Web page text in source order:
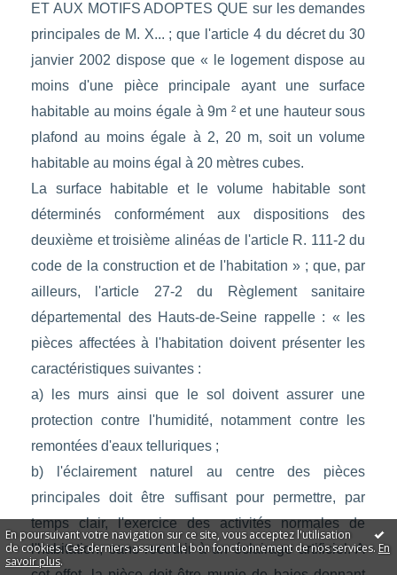
En poursuivant votre navigation sur ce site, vous acceptez l'utilisation
de cookies. Ces derniers assurent le bon fonctionnement de nos services. En
savoir plus.
ET AUX MOTIFS ADOPTES QUE sur les demandes
principales de M. X... ; que l'article 4 du décret du 30
janvier 2002 dispose que « le logement dispose au
moins d'une pièce principale ayant une surface
habitable au moins égale à 9m ² et une hauteur sous
plafond au moins égale à 2, 20 m, soit un volume
habitable au moins égal à 20 mètres cubes.
La surface habitable et le volume habitable sont
déterminés conformément aux dispositions des
deuxième et troisième alinéas de l'article R. 111-2 du
code de la construction et de l'habitation » ; que, par
ailleurs, l'article 27-2 du Règlement sanitaire
départemental des Hauts-de-Seine rappelle : « les
pièces affectées à l'habitation doivent présenter les
caractéristiques suivantes :
a) les murs ainsi que le sol doivent assurer une
protection contre l'humidité, notamment contre les
remontées d'eaux telluriques ;
b) l'éclairement naturel au centre des pièces
principales doit être suffisant pour permettre, par
temps clair, l'exercice des activités normales de
l'habitation, sans recourir à un éclairage artificiel. A